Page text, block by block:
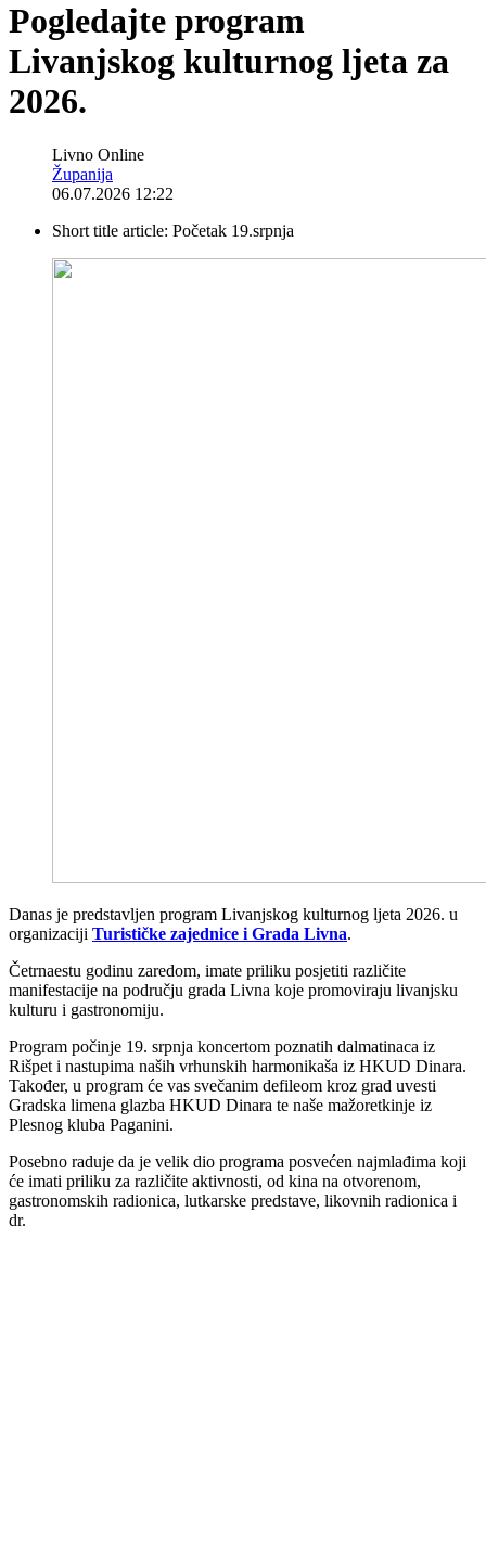
Pogledajte program
Livanjskog kulturnog ljeta za
2026.
Livno Online
Županija
06.07.2026 12:22
Short title article: Početak 19.srpnja
Danas je predstavljen program Livanjskog kulturnog ljeta 2026. u
organizaciji Turističke zajednice i Grada Livna.
Četrnaestu godinu zaredom, imate priliku posjetiti različite
manifestacije na području grada Livna koje promoviraju livanjsku
kulturu i gastronomiju.
Program počinje 19. srpnja koncertom poznatih dalmatinaca iz
Rišpet i nastupima naših vrhunskih harmonikaša iz HKUD Dinara.
Također, u program će vas svečanim defileom kroz grad uvesti
Gradska limena glazba HKUD Dinara te naše mažoretkinje iz
Plesnog kluba Paganini.
Posebno raduje da je velik dio programa posvećen najmlađima koji
će imati priliku za različite aktivnosti, od kina na otvorenom,
gastronomskih radionica, lutkarske predstave, likovnih radionica i
dr.